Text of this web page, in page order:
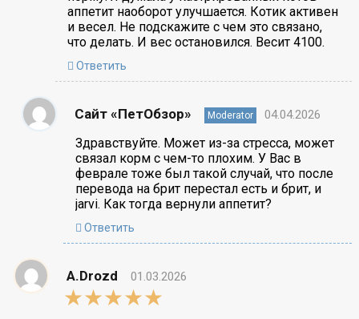
аппетит наоборот улучшается. Котик активен
и весел. Не подскажите с чем это связано,
что делать. И вес остановился. Весит 4100.
Ответить
Сайт «ПетОбзор» Moderator 04.04.2026
Здравствуйте. Может из-за стресса, может
связал корм с чем-то плохим. У Вас в
феврале тоже был такой случай, что после
перевода на брит перестал есть и брит, и
jarvi. Как тогда вернули аппетит?
Ответить
A.Drozd
01.03.2026
5,0
rating